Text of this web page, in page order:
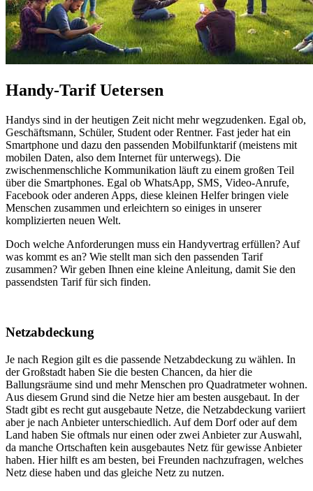
Handy-Tarif Uetersen
Handys sind in der heutigen Zeit nicht mehr wegzudenken. Egal ob,
Geschäftsmann, Schüler, Student oder Rentner. Fast jeder hat ein
Smartphone und dazu den passenden Mobilfunktarif (meistens mit
mobilen Daten, also dem Internet für unterwegs). Die
zwischenmenschliche Kommunikation läuft zu einem großen Teil
über die Smartphones. Egal ob WhatsApp, SMS, Video-Anrufe,
Facebook oder anderen Apps, diese kleinen Helfer bringen viele
Menschen zusammen und erleichtern so einiges in unserer
komplizierten neuen Welt.
Doch welche Anforderungen muss ein Handyvertrag erfüllen? Auf
was kommt es an? Wie stellt man sich den passenden Tarif
zusammen? Wir geben Ihnen eine kleine Anleitung, damit Sie den
passendsten Tarif für sich finden.
Netzabdeckung
Je nach Region gilt es die passende Netzabdeckung zu wählen. In
der Großstadt haben Sie die besten Chancen, da hier die
Ballungsräume sind und mehr Menschen pro Quadratmeter wohnen.
Aus diesem Grund sind die Netze hier am besten ausgebaut. In der
Stadt gibt es recht gut ausgebaute Netze, die Netzabdeckung variiert
aber je nach Anbieter unterschiedlich. Auf dem Dorf oder auf dem
Land haben Sie oftmals nur einen oder zwei Anbieter zur Auswahl,
da manche Ortschaften kein ausgebautes Netz für gewisse Anbieter
haben. Hier hilft es am besten, bei Freunden nachzufragen, welches
Netz diese haben und das gleiche Netz zu nutzen.